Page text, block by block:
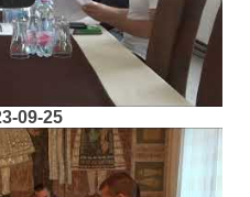
09-25